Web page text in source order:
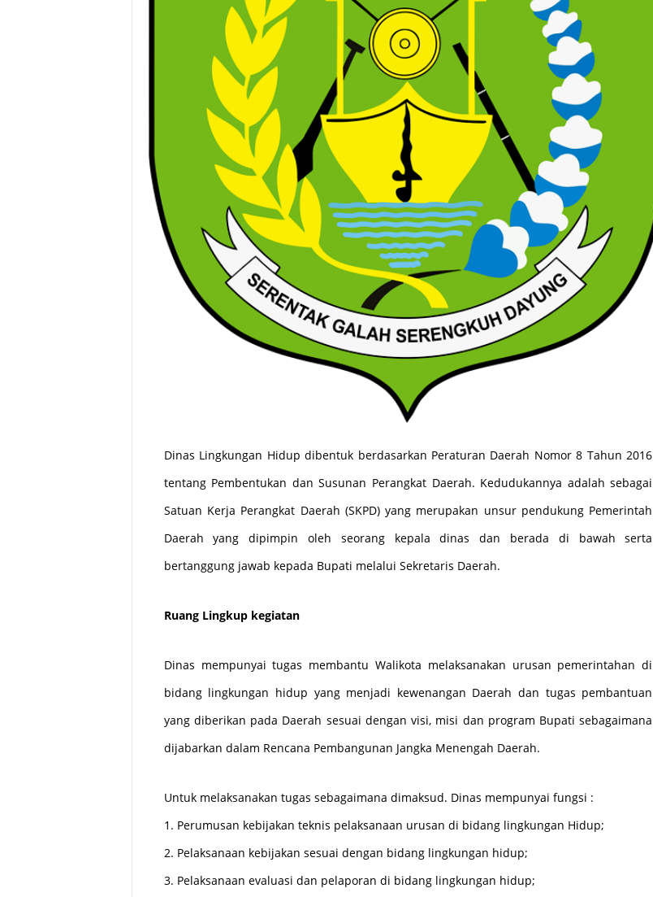
Dinas Lingkungan Hidup dibentuk berdasarkan Peraturan Daerah Nomor 8 Tahun 2016
tentang Pembentukan dan Susunan Perangkat Daerah. Kedudukannya adalah sebagai
Satuan Kerja Perangkat Daerah (SKPD) yang merupakan unsur pendukung Pemerintah
Daerah yang dipimpin oleh seorang kepala dinas dan berada di bawah serta
bertanggung jawab kepada Bupati melalui Sekretaris Daerah.
Ruang Lingkup kegiatan
Dinas mempunyai tugas membantu Walikota melaksanakan urusan pemerintahan di
bidang lingkungan hidup yang menjadi kewenangan Daerah dan tugas pembantuan
yang diberikan pada Daerah sesuai dengan visi, misi dan program Bupati sebagaimana
dijabarkan dalam Rencana Pembangunan Jangka Menengah Daerah.
Untuk melaksanakan tugas sebagaimana dimaksud. Dinas mempunyai fungsi :
1. Perumusan kebijakan teknis pelaksanaan urusan di bidang lingkungan Hidup;
2. Pelaksanaan kebijakan sesuai dengan bidang lingkungan hidup;
3. Pelaksanaan evaluasi dan pelaporan di bidang lingkungan hidup;